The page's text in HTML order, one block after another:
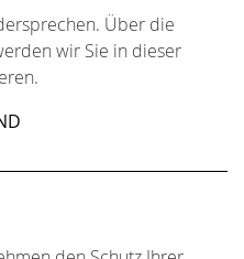
Über die
wir Sie in dieser